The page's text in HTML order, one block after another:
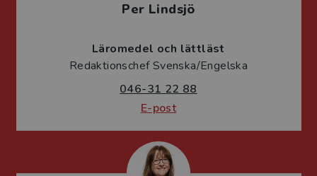
Per Lindsjö
Läromedel och lättläst
Redaktionschef Svenska/Engelska
046-31 22 88
E-post